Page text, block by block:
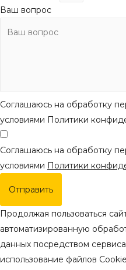
Ваш вопрос
Соглашаюсь на обработку
условиями Политики
Соглашаюсь на обработку
условиями Политики
Отправить
Продолжая пользоваться
автоматизированную
данных посредством
использование файлов